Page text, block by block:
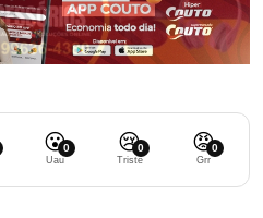
😮0
Uau
😢0
Triste
😡0
Grr